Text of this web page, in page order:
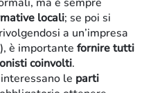
locali; se poi si
a un’impresa
), è importante fornire tutti
coinvolti.
le parti